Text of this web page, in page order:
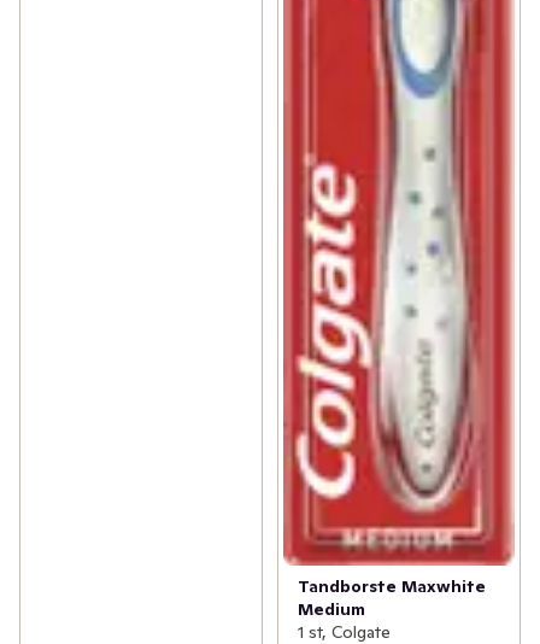
Tandborste Maxwhite
Medium
1 st, Colgate